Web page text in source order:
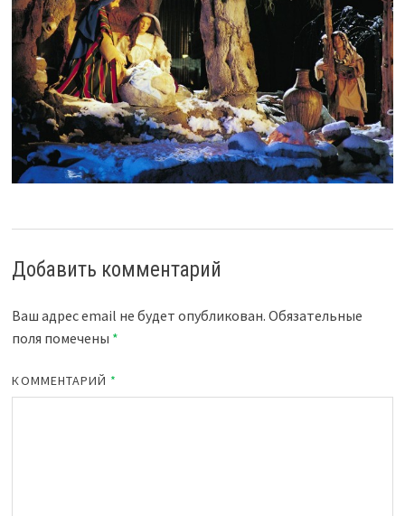
Добавить комментарий
Ваш адрес email не будет опубликован. Обязательные
поля помечены *
КОММЕНТАРИЙ *